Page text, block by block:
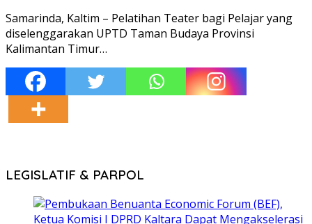
Samarinda, Kaltim – Pelatihan Teater bagi Pelajar yang
diselenggarakan UPTD Taman Budaya Provinsi
Kalimantan Timur…
LEGISLATIF & PARPOL